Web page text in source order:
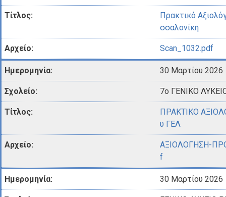
Πρακτικό
σσαλονίκη
Scan_1032.pdf
30 Μαρτίου 2026
7ο ΓΕΝΙΚΟ
ΠΡΑΚΤΙΚΟ
υ ΓΕΛ
ΑΞΙΟΛΟΓΗΣΗ-
f
30 Μαρτίου 2026